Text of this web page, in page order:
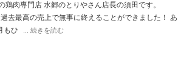
鶏肉専門店 水郷のとりやさん店長の須田です。
去最高の売上で無事に終えることができました！ あ
もひ
... 続きを読む